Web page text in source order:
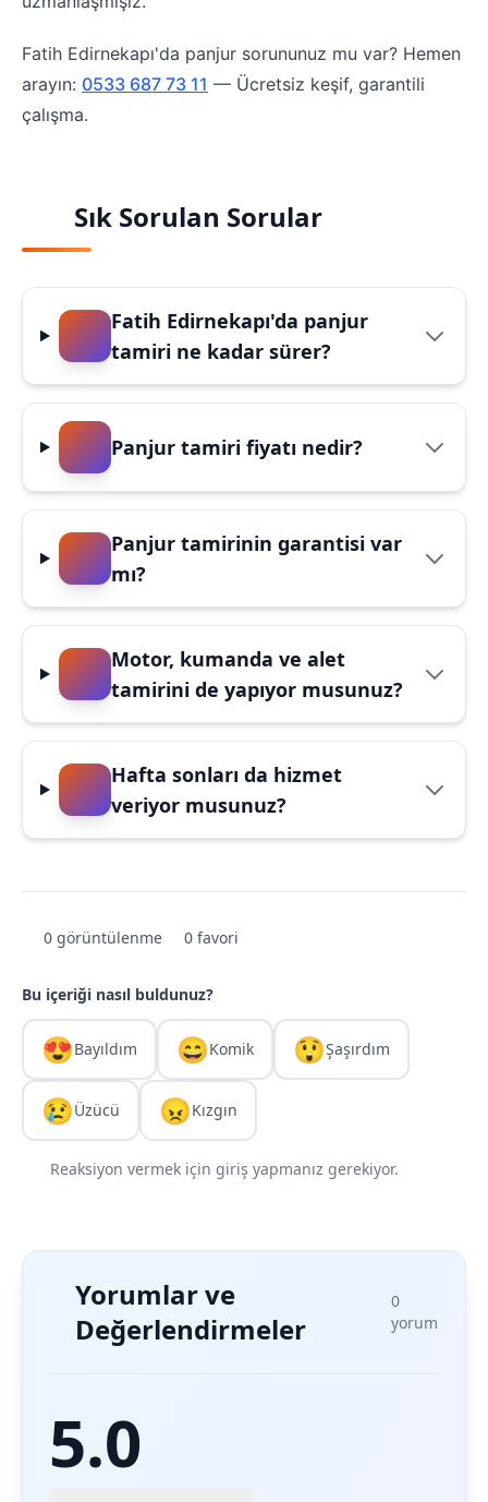
Fatih Edirnekapı'da panjur sorununuz mu var? Hemen
arayın: 0533 687 73 11 — Ücretsiz keşif, garantili
çalışma.
Sık Sorulan Sorular
Fatih Edirnekapı'da panjur
tamiri ne kadar sürer?
Panjur tamiri fiyatı nedir?
Panjur tamirinin garantisi var
mı?
Motor, kumanda ve alet
tamirini de yapıyor musunuz?
Hafta sonları da hizmet
veriyor musunuz?
0 görüntülenme 0 favori
Bu içeriği nasıl buldunuz?
😍Bayıldım 😄Komik 😲Şaşırdım
😢Üzücü 😠Kızgın
Reaksiyon vermek için giriş yapmanız gerekiyor.
Yorumlar ve
Değerlendirmeler
0
yorum
5.0